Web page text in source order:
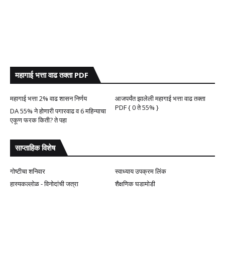
महागाई भत्ता वाढ तक्ता PDF
महागाई भत्ता 2% वाढ शासन निर्णय
आजपर्यंत झालेली महागाई भत्ता वाढ तक्ता
PDF { 0 ते 55% }
DA 55% ने होणारी पगारवाढ व 6 महिन्याचा
एकूण फरक किती? ते पहा
साप्ताहिक विशेष
गोष्टीचा शनिवार
स्वाध्याय उपक्रम लिंक
हास्यकल्लोळ - विनोदांची जत्रा
शैक्षणिक घडामोडी